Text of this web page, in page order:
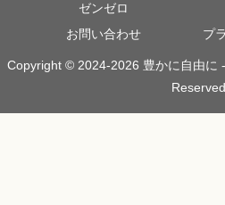
ゼンゼロ
お問い合わせ
プ
Copyright © 2024-2026 豊かに自由に
Reserved.